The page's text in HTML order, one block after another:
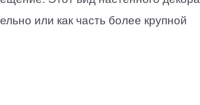
или как часть более крупной